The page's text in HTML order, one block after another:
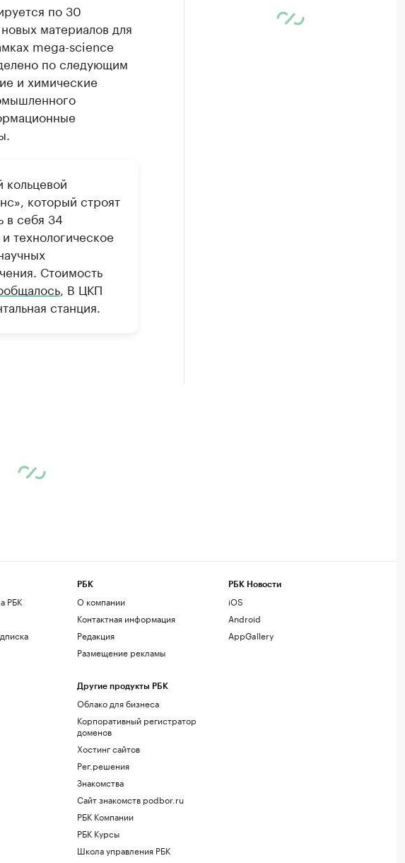
по 30
материалов для
mega-science
по следующим
и химические
кольцевой
который строят
в себя 34
технологическое
Стоимость
, В ЦКП
станция.
РБК
РБК
О компании
Контактная информация
Редакция
Размещение рекламы
Другие продукты РБК
Облако для бизнеса
Корпоративный регистратор
доменов
Хостинг сайтов
Рег.решения
Знакомства
Сайт знакомств podbor.ru
РБК Компании
РБК Курсы
Школа управления РБК
РБК Новости
iOS
Android
AppGallery